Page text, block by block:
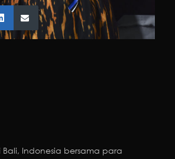
Bali, Indonesia bersama para